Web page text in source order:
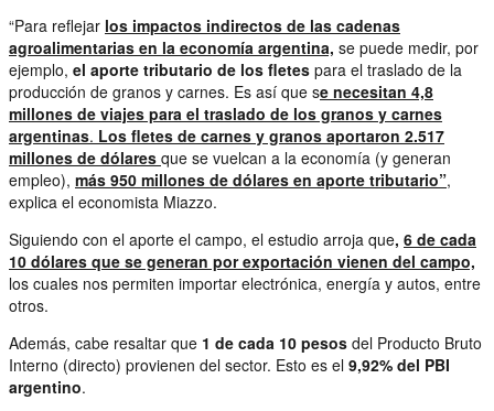
“Para reflejar los impactos indirectos de las cadenas
agroalimentarias en la economía argentina, se puede medir, por
ejemplo, el aporte tributario de los fletes para el traslado de la
producción de granos y carnes. Es así que se necesitan 4,8
millones de viajes para el traslado de los granos y carnes
argentinas. Los fletes de carnes y granos aportaron 2.517
millones de dólares que se vuelcan a la economía (y generan
empleo), más 950 millones de dólares en aporte tributario”,
explica el economista Miazzo.
Siguiendo con el aporte el campo, el estudio arroja que, 6 de cada
10 dólares que se generan por exportación vienen del campo,
los cuales nos permiten importar electrónica, energía y autos, entre
otros.
Además, cabe resaltar que 1 de cada 10 pesos del Producto Bruto
Interno (directo) provienen del sector. Esto es el 9,92% del PBI
argentino.